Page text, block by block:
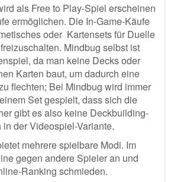
als Free to Play-Spiel erscheinen
ermöglichen. Die In-Game-Käufe
oder Kartensets für Duelle
Mindbug selbst ist
da man keine Decks oder
Karten baut, um dadurch eine
flechten; Bei Mindbug wird immer
Set gespielt, dass sich die
gibt es also keine Deckbuilding-
der Videospiel-Variante.
mehrere spielbare Modi. Im
gegen andere Spieler an und
Ranking schmieden.